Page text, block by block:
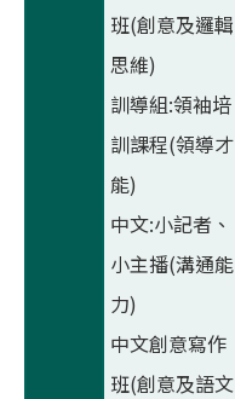
班(創意及邏輯
思維)
訓導組:領袖培
訓課程(領導才
能)
中文:小記者、
小主播(溝通能
力)
中文創意寫作
班(創意及語文